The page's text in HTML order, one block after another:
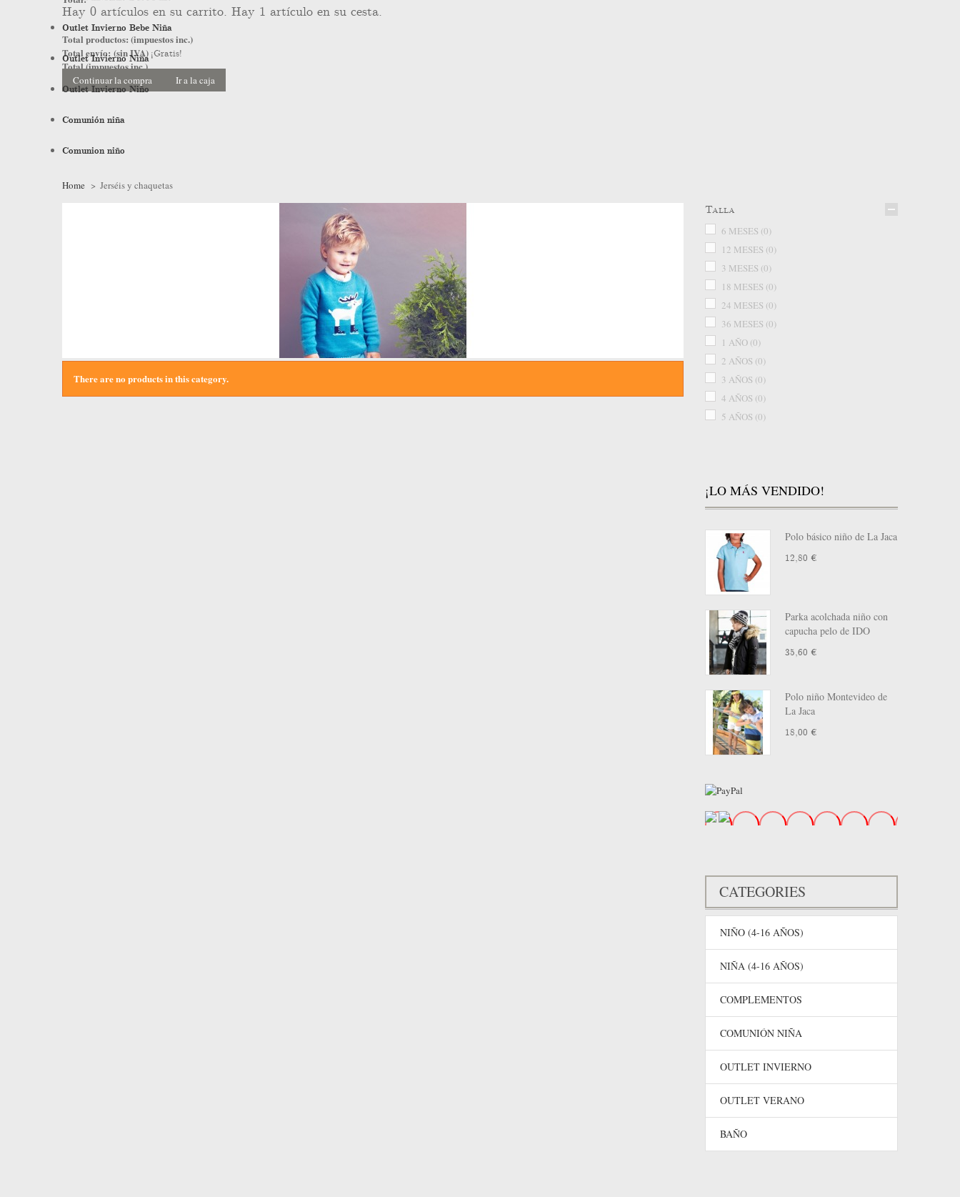
Hay 0 artículos en su carrito. Hay 1 artículo en su cesta.
Total productos: (impuestos inc.)
Total envío: (sin IVA) ¡Gratis!
Total (impuestos inc.)
Continuar la compra Ir a la caja
Outlet Invierno Bebe Niña
Outlet Invierno Niña
Outlet Invierno Niño
Comunión niña
Comunion niño
Home > Jerséis y chaquetas
There are no products in this category.
Talla
6 MESES (0)
12 MESES (0)
3 MESES (0)
18 MESES (0)
24 MESES (0)
36 MESES (0)
1 AÑO (0)
2 AÑOS (0)
3 AÑOS (0)
4 AÑOS (0)
5 AÑOS (0)
10 AÑOS (0)
12 AÑOS(0)
14 AÑOS(0)
16 AÑOS
0 MESES(0)
1 MES(0)
0-3 MESES
3-6 MESES
9-12 MESES
12-18 MESES
6-9 MESES
18 AÑOS(0)
11 AÑOS(0)
T1(0)
T.U(0)
¡LO MÁS VENDIDO!
Polo básico niño de La Jaca
12,80 €
Parka acolchada niño con
capucha pelo de IDO
35,60 €
Polo niño Montevideo de
La Jaca
18,00 €
CATEGORIES
NIÑO (4-16 AÑOS)
NIÑA (4-16 AÑOS)
COMPLEMENTOS
COMUNIÓN NIÑA
OUTLET INVIERNO
OUTLET VERANO
BAÑO